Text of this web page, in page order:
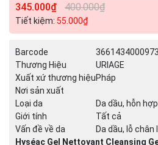
345.000₫ 400.000₫
Tiết kiệm: 55.000₫
Barcode
3661434000973
Thương Hiệu
URIAGE
Xuất xứ thương hiệuPháp
Nơi sản xuất
Loại da
Da dầu, hỗn
Giới tính
Tất cả
Vấn đề về da
Da dầu, lỗ chân
Hyséac Gel Nettoyant Cleansing